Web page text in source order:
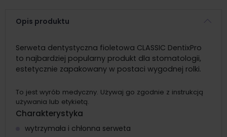
Opis produktu
Serweta dentystyczna fioletowa CLASSIC DentixPro
to najbardziej popularny produkt dla stomatologii,
estetycznie zapakowany w postaci wygodnej rolki.
To jest wyrób medyczny. Używaj go zgodnie z instrukcją
używania lub etykietą.
Charakterystyka
wytrzymała i chłonna serweta